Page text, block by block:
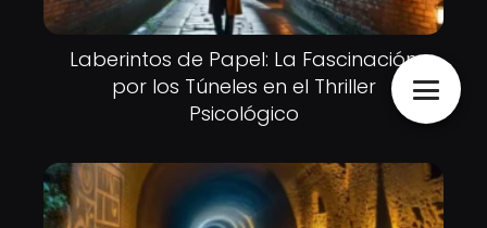
Laberintos de Papel: La Fascinación
por los Túneles en el Thriller
Psicológico